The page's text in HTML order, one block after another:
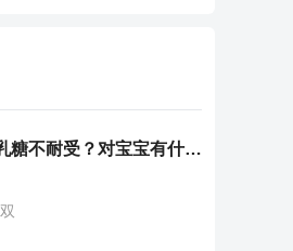
什么是乳糖不耐受？对宝宝有什么影响？